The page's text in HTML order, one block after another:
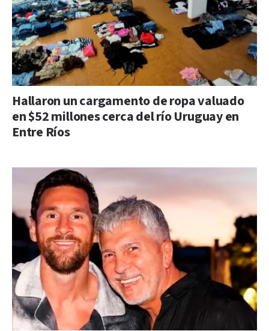
Hallaron un cargamento de ropa valuado
en $52 millones cerca del río Uruguay en
Entre Ríos